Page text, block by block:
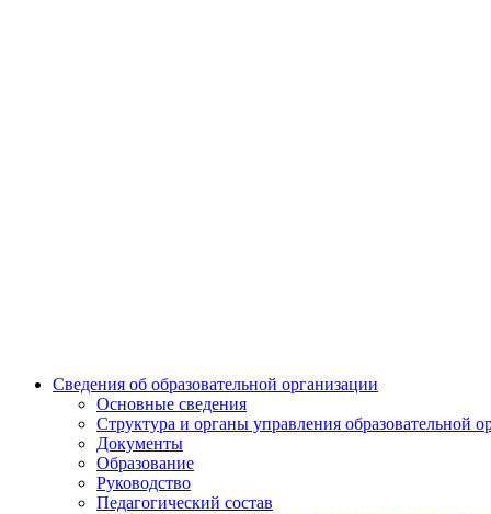
Сведения об образовательной организации
Основные сведения
Структура и органы управления образовательной
Документы
Образование
Руководство
Педагогический состав